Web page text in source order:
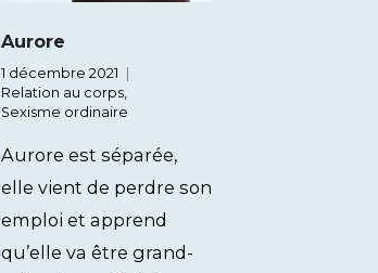
Aurore
1 décembre 2021
Relation au corps,
Sexisme ordinaire
Aurore est séparée,
elle vient de perdre son
emploi et apprend
qu’elle va être grand-